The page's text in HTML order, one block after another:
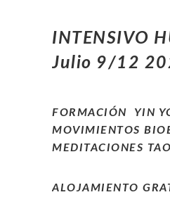
INTENSIVO
Julio 9/12
FORMACIÓN YIN
MOVIMIENTOS
MEDITACIONES
ALOJAMIENTO